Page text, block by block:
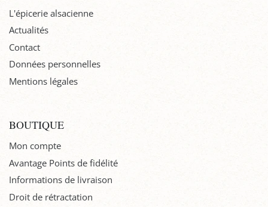
L'épicerie alsacienne
Actualités
Contact
Données personnelles
Mentions légales
BOUTIQUE
Mon compte
Avantage Points de fidélité
Informations de livraison
Droit de rétractation